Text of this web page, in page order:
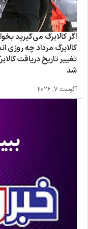
اگر کالابرگ می‌گیرید
کالابرگ مرداد چه روزی
تغییر تاریخ دریافت
شد
آگوست 7, 2026